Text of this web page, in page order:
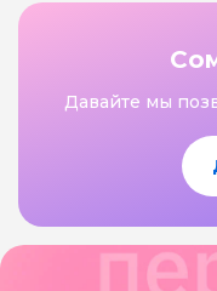
Давайте мы